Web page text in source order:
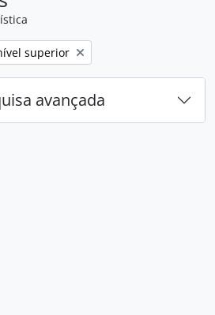
superior
avançada